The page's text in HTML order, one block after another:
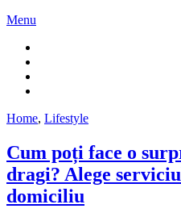
Menu
Home, Lifestyle
Cum poți face o
dragi? Alege
domiciliu